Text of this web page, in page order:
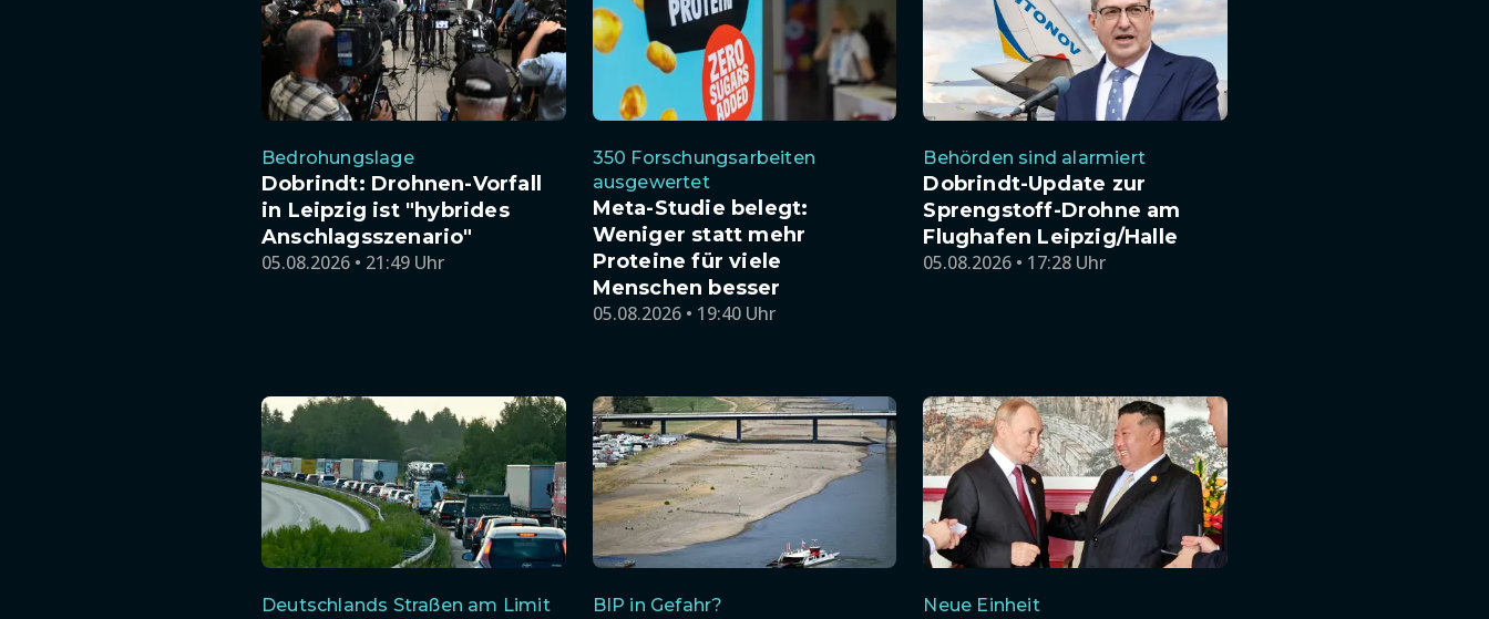
Bedrohungslage
Dobrindt: Drohnen-Vorfall
in Leipzig ist "hybrides
Anschlagsszenario"
05.08.2026 • 21:49 Uhr
350 Forschungsarbeiten
ausgewertet
Meta-Studie belegt:
Weniger statt mehr
Proteine für viele
Menschen besser
05.08.2026 • 19:40 Uhr
Behörden sind alarmiert
Dobrindt-Update zur
Sprengstoff-Drohne am
Flughafen Leipzig/Halle
05.08.2026 • 17:28 Uhr
Deutschlands Straßen am Limit BIP in Gefahr? Neue Einheit